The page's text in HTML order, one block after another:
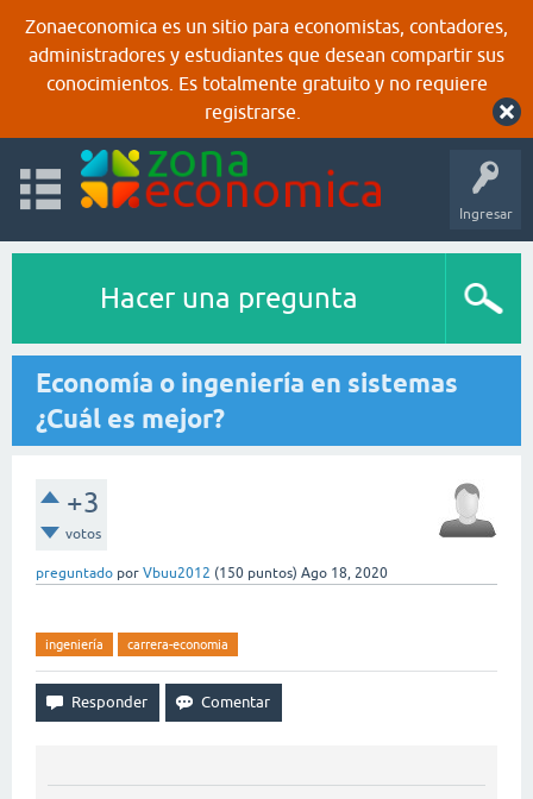
Zonaeconomica es un sitio para economistas, contadores,
administradores y estudiantes que desean compartir sus
conocimientos. Es totalmente gratuito y no requiere
registrarse.
Ingresar
Hacer una pregunta
Economía o ingeniería en sistemas
¿Cuál es mejor?
+3
votos
preguntado por Vbuu2012 (150 puntos) Ago 18, 2020
ingeniería carrera-economia